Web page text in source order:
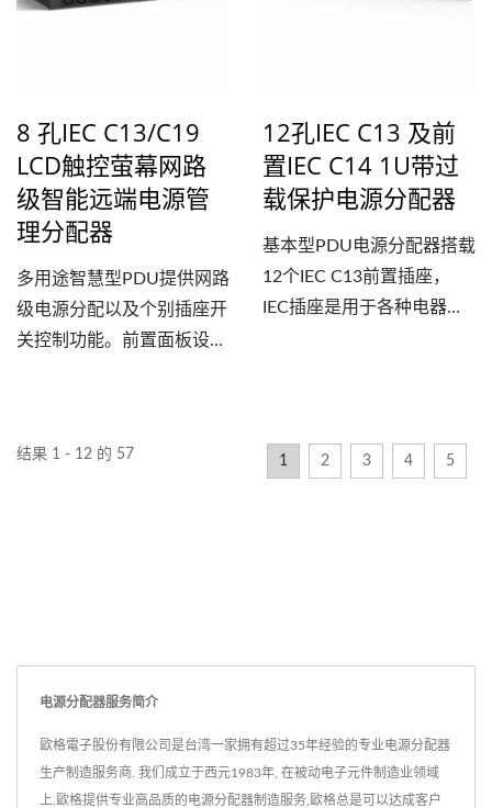
8 孔IEC C13/C19
LCD触控萤幕网路
级智能远端电源管
理分配器
多用途智慧型PDU提供网路
级电源分配以及个别插座开
关控制功能。前置面板设计
12孔IEC C13 及前
置IEC C14 1U带过
载保护电源分配器
基本型PDU电源分配器搭载
12个IEC C13前置插座，
IEC插座是用于各种电器和
装需求，让资料中心的建置
结果 1 - 12 的 57 1 2 3 4 5
电源分配器服务简介
歐格電子股份有限公司是台湾一家拥有超过35年经验的专业电源分配器
生产制造服务商. 我们成立于西元1983年, 在被动电子元件制造业领域
上,歐格提供专业高品质的电源分配器制造服务,歐格总是可以达成客户